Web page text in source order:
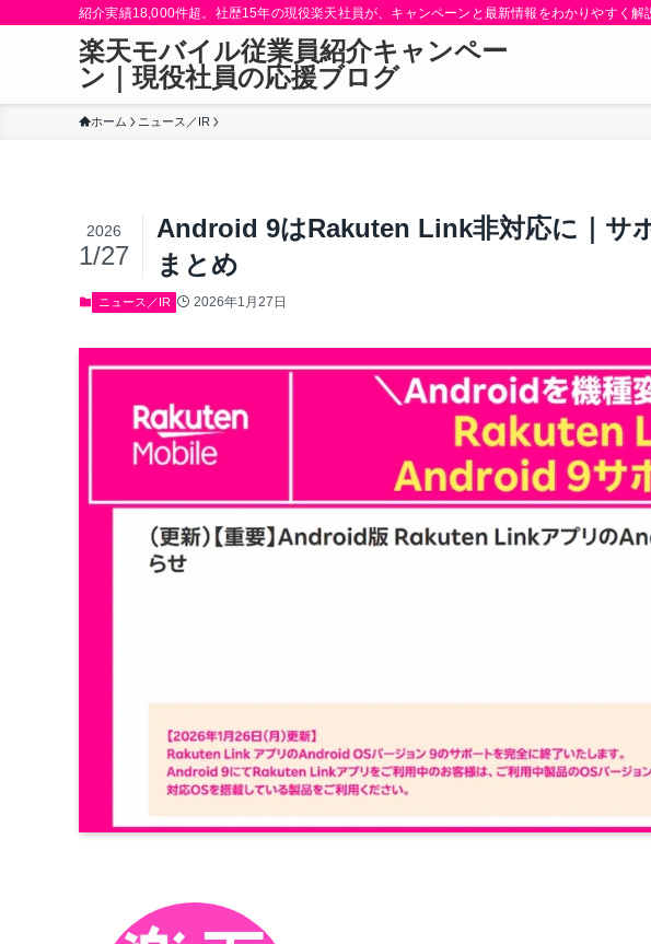
紹介実績18,000件超。社歴15年の現役楽天社員が、キャンペーンと最新情報をわかりやすく解
楽天モバイル従業員紹介キャンペー
ン｜現役社員の応援ブログ
ホーム ニュース／IR
Android 9はRakuten Link非対応に｜サ
まとめ
2026
1/27
ニュース／IR 2026年1月27日